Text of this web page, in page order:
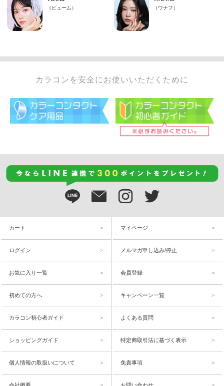
カラコンを安全にお使いいただくために
カート マイページ
ログイン メルマガ申し込み/停止
お気に入り一覧 会員登録
初めての方へ キャンペーン一覧
カラコン初心者ガイド よくある質問
ショッピングガイド 特定商取引法に基づく表示
個人情報の取扱いについて 免責事項